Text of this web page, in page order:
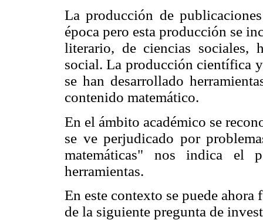
La producción de
época pero esta producción se
literario, de ciencias sociales,
social. La producción científica
se han desarrollado
contenido matemático.
En el ámbito académico se
se ve perjudicado por
matemáticas" nos indica el
herramientas.
En este contexto se puede
de la siguiente pregunta de